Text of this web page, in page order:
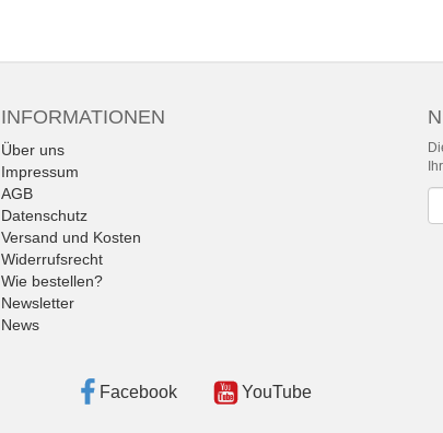
INFORMATIONEN
Über uns
Impressum
AGB
Datenschutz
Versand und Kosten
Widerrufsrecht
Wie bestellen?
Newsletter
News
Facebook YouTube